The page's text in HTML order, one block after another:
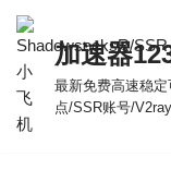
至
正
文
加速器
最新免费高速稳
点/SSR账号/